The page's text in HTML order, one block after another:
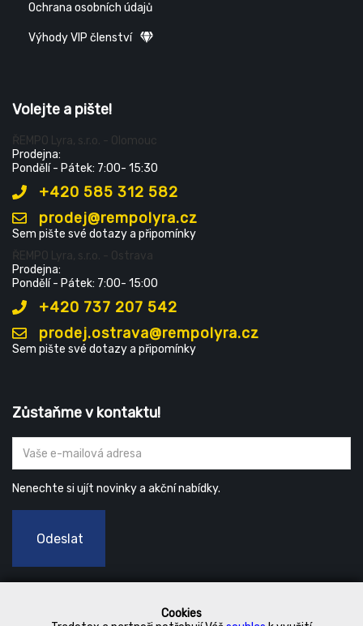
Cookies
Ochrana osobních údajů
Výhody VIP členství
Volejte a pište!
ŘEMPO Lyra, s.r.o. - Olomouc
Prodejna:
Pondělí - Pátek: 7:00- 15:30
+420 585 312 582
prodej@rempolyra.cz
Sem pište své dotazy a připomínky
ŘEMPO Lyra, s.r.o. - Ostrava
Prodejna:
Pondělí - Pátek: 7:00- 15:00
+420 737 207 542
prodej.ostrava@rempolyra.cz
Sem pište své dotazy a připomínky
Zůstaňme v kontaktu!
Nenechte si ujít novinky a akční nabídky.
Odeslat